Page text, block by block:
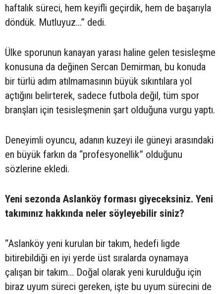
haftalık süreci, hem keyifli geçirdik, hem de başarıyla
döndük. Mutluyuz...” dedi.
Ülke sporunun kanayan yarası haline gelen tesisleşme
konusuna da değinen Sercan Demirman, bu konuda
bir türlü adım atılmamasının büyük sıkıntılara yol
açtığını belirterek, sadece futbola değil, tüm spor
branşları için tesisleşmenin şart olduğuna vurgu yaptı.
Deneyimli oyuncu, adanın kuzeyi ile güneyi arasındaki
en büyük farkın da “profesyonellik” olduğunu
sözlerine ekledi.
Yeni sezonda Aslanköy forması giyeceksiniz. Yeni
takımınız hakkında neler söyleyebilir siniz?
“Aslanköy yeni kurulan bir takım, hedefi ligde
bitirebildiği en iyi yerde üst sıralarda oynamaya
çalışan bir takım... Doğal olarak yeni kurulduğu için
biraz uyum süreci gereken, işte bu uyum sürecini de